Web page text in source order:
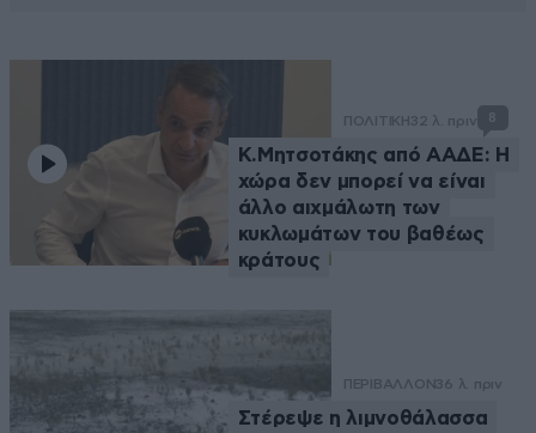
ΠΟΛΙΤΙΚΗ32 λ. πριν 8
Κ.Μητσοτάκης από ΑΑΔΕ: Η
χώρα δεν μπορεί να είναι
άλλο αιχμάλωτη των
κυκλωμάτων του βαθέως
κράτους
ΠΕΡΙΒΑΛΛΟΝ36 λ. πριν
Στέρεψε η λιμνοθάλασσα